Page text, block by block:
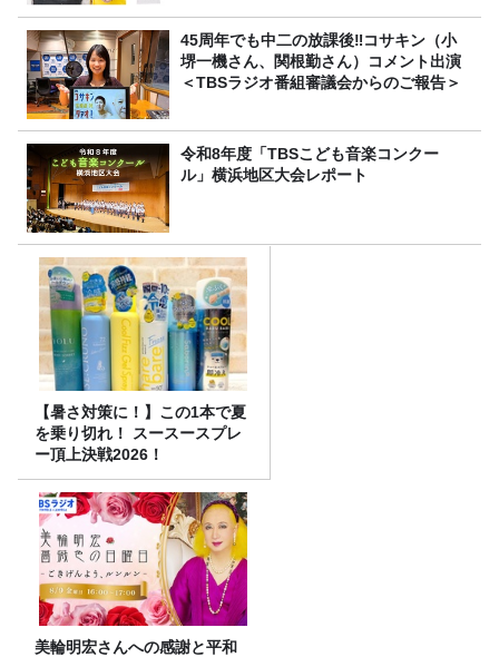
45周年でも中二の放課後‼コサキン（小
堺一機さん、関根勤さん）コメント出演
＜TBSラジオ番組審議会からのご報告＞
令和8年度「TBSこども音楽コンクー
ル」横浜地区大会レポート
【暑さ対策に！】この1本で夏
を乗り切れ！ スースースプレ
ー頂上決戦2026！
美輪明宏さんへの感謝と平和